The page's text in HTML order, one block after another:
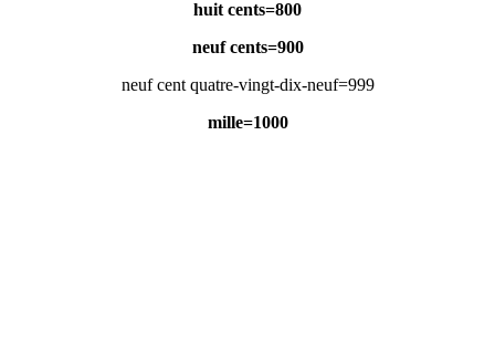
800=huit cents
900=neuf cents
999=neuf cent quatre-vingt-dix-neuf
1000=mille